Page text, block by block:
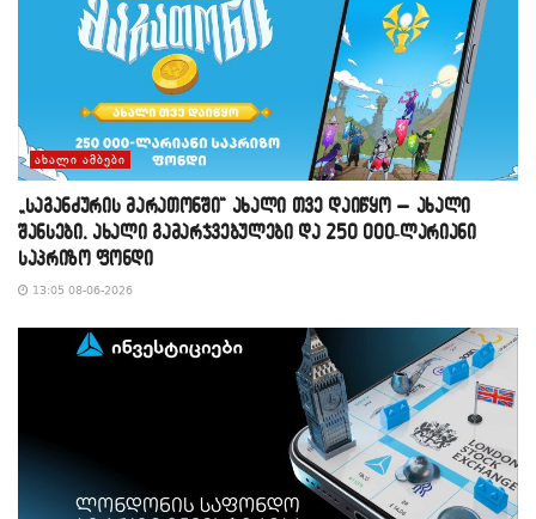
ᲐᲮᲐᲚᲘ ᲐᲛᲑᲔᲑᲘ
„საგანძურის მარათონში“ ახალი თვე დაიწყო – ახალი
შანსები, ახალი გამარჯვებულები და 250 000-ლარიანი
საპრიზო ფონდი
13:05 08-06-2026